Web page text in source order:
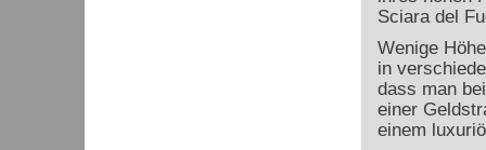
Sciara del
Wenige
in
dass man
einer
einem